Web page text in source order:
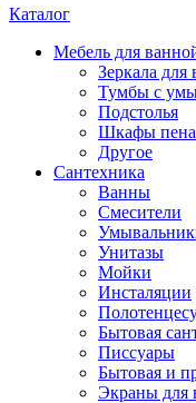
Каталог
Мебель для
Зеркала
Тумбы с
Подстолья
Шкафы
Другое
Сантехника
Ванны
Смесители
Унитазы
Мойки
Инсталяции
Бытовая
Писсуары
Бытовая и
Экраны для